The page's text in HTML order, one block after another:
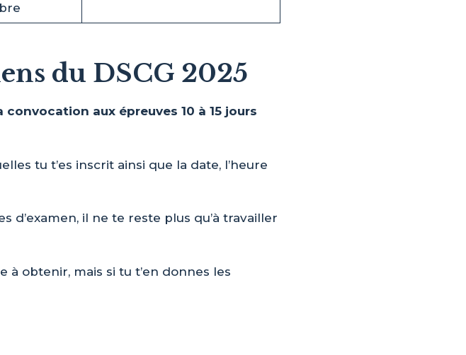
du DSCG 2025
convocation aux épreuves 10 à 15 jours
tu t’es inscrit ainsi que la date, l’heure
d’examen, il ne te reste plus qu’à travailler
à obtenir, mais si tu t’en donnes les